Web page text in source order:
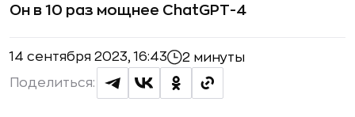
Он в 10 раз мощнее ChatGPT-4
14 сентября 2023, 16:43 2 минуты
Поделиться: